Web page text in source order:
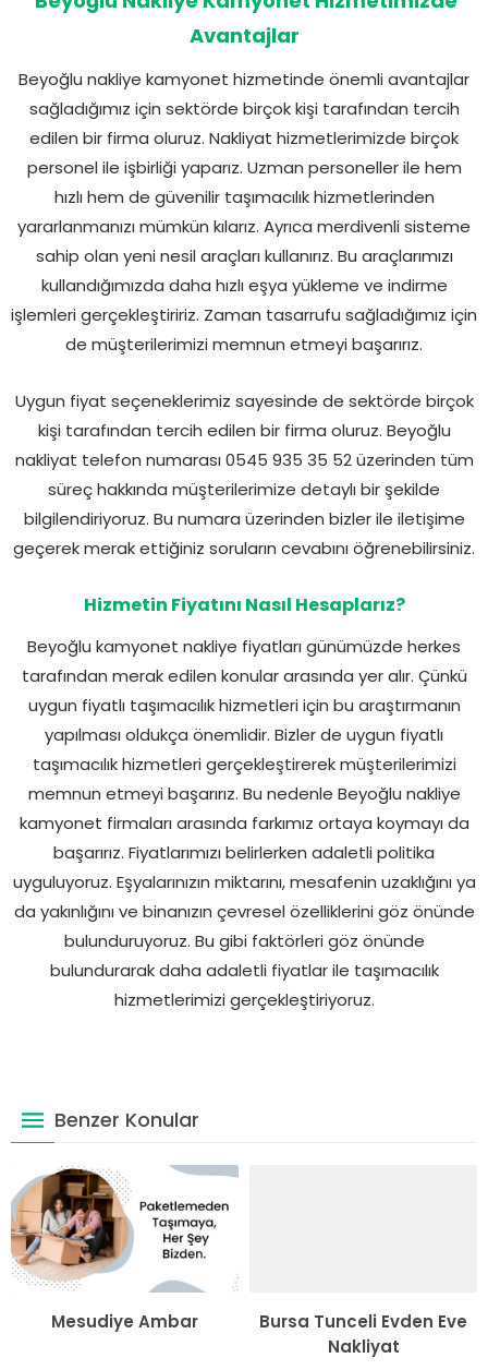
Avantajlar
Beyoğlu nakliye kamyonet hizmetinde önemli avantajlar
sağladığımız için sektörde birçok kişi tarafından tercih
edilen bir firma oluruz. Nakliyat hizmetlerimizde birçok
personel ile işbirliği yaparız. Uzman personeller ile hem
hızlı hem de güvenilir taşımacılık hizmetlerinden
yararlanmanızı mümkün kılarız. Ayrıca merdivenli sisteme
sahip olan yeni nesil araçları kullanırız. Bu araçlarımızı
kullandığımızda daha hızlı eşya yükleme ve indirme
işlemleri gerçekleştiririz. Zaman tasarrufu sağladığımız için
de müşterilerimizi memnun etmeyi başarırız.
Uygun fiyat seçeneklerimiz sayesinde de sektörde birçok
kişi tarafından tercih edilen bir firma oluruz. Beyoğlu
nakliyat telefon numarası 0545 935 35 52 üzerinden tüm
süreç hakkında müşterilerimize detaylı bir şekilde
bilgilendiriyoruz. Bu numara üzerinden bizler ile iletişime
geçerek merak ettiğiniz soruların cevabını öğrenebilirsiniz.
Hizmetin Fiyatını Nasıl Hesaplarız?
Beyoğlu kamyonet nakliye fiyatları günümüzde herkes
tarafından merak edilen konular arasında yer alır. Çünkü
uygun fiyatlı taşımacılık hizmetleri için bu araştırmanın
yapılması oldukça önemlidir. Bizler de uygun fiyatlı
taşımacılık hizmetleri gerçekleştirerek müşterilerimizi
memnun etmeyi başarırız. Bu nedenle Beyoğlu nakliye
kamyonet firmaları arasında farkımız ortaya koymayı da
başarırız. Fiyatlarımızı belirlerken adaletli politika
uyguluyoruz. Eşyalarınızın miktarını, mesafenin uzaklığını ya
da yakınlığını ve binanızın çevresel özelliklerini göz önünde
bulunduruyoruz. Bu gibi faktörleri göz önünde
bulundurarak daha adaletli fiyatlar ile taşımacılık
hizmetlerimizi gerçekleştiriyoruz.
Benzer Konular
Mesudiye Ambar
Bursa Tunceli Evden Eve
Nakliyat